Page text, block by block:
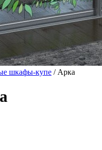
шкафы-купе / Арка